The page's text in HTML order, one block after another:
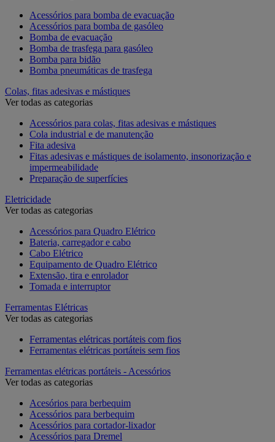
Acessórios para bomba de evacuação
Acessórios para bomba de gasóleo
Bomba de evacuação
Bomba de trasfega para gasóleo
Bomba para bidão
Bomba pneumáticas de trasfega
Colas, fitas adesivas e mástiques
Ver todas as categorias
Acessórios para colas, fitas adesivas e mástiques
Cola industrial e de manutenção
Fita adesiva
Fitas adesivas e mástiques de isolamento, insonorização e
impermeabilidade
Preparação de superfícies
Eletricidade
Ver todas as categorias
Acessórios para Quadro Elétrico
Bateria, carregador e cabo
Cabo Elétrico
Equipamento de Quadro Elétrico
Extensão, tira e enrolador
Tomada e interruptor
Ferramentas Elétricas
Ver todas as categorias
Ferramentas elétricas portáteis com fios
Ferramentas elétricas portáteis sem fios
Ferramentas elétricas portáteis - Acessórios
Ver todas as categorias
Acesórios para berbequim
Acessórios para berbequim
Acessórios para cortador-lixador
Acessórios para Dremel